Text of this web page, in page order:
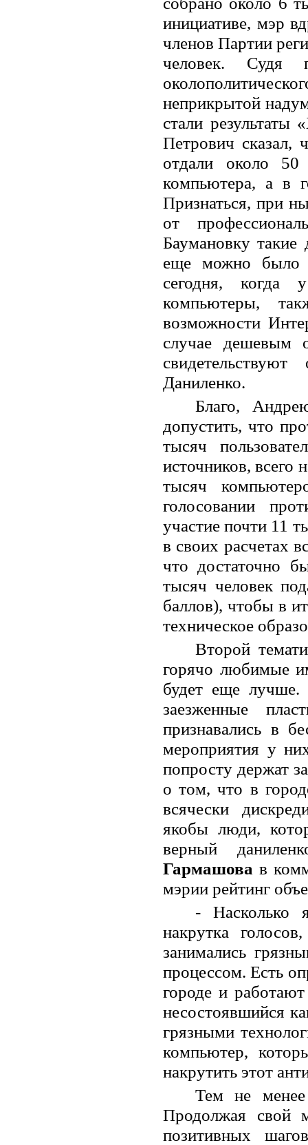
инициативе, мэр
членов Партии
человек. Судя
неприкрытой
стали
Петрович сказал,
отдали около
компьютера, а в
Признаться, при
от
Баумановку такие
еще можно было
сегодня, когда
компьютеры,
возможности
случае дешевым
Даниленко.
Благо,
допустить, что
тысяч
источников, всего
тысяч
голосовании
участие почти 11
в своих расчетах
что достаточно
тысяч человек
баллов), чтобы в
техническое
Второй
горячо любимые
будет еще лучше.
заезженные
признавались в
мероприятия у
попросту держат
о том, что в
всячески
якобы люди,
верный
Гармашова в
мэрии рейтинг
- Насколько
накрутка
занимались
процессом. Есть
городе и
несостоявшийся
грязными
компьютер,
накрутить этот
Тем не
Продолжая свой
позитивных